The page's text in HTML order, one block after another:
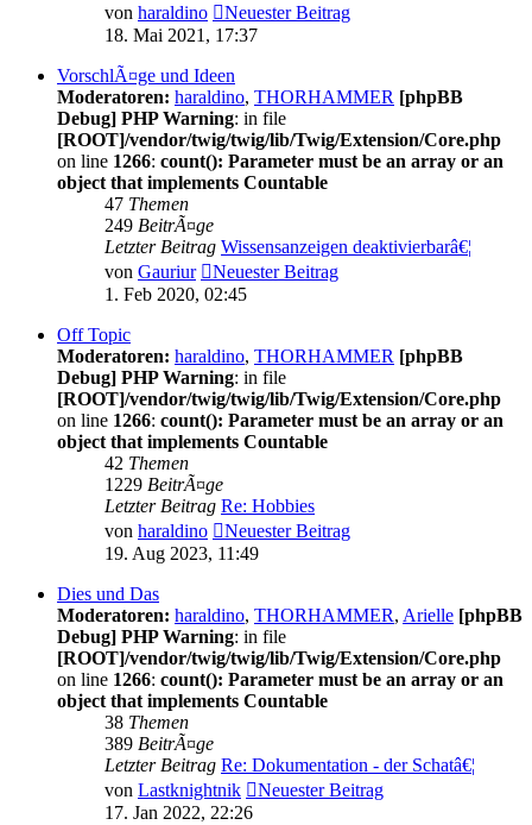
von haraldino
Neuester Beitrag
18. Mai 2021, 17:37
VorschlÃ¤ge und Ideen
Moderatoren: haraldino, THORHAMMER [phpBB
Debug] PHP Warning: in file
[ROOT]/vendor/twig/twig/lib/Twig/Extension/Core.php
on line 1266: count(): Parameter must be an array or an
object that implements Countable
47 Themen
249 BeitrÃ¤ge
Letzter Beitrag Wissensanzeigen deaktivierbarâ€¦
von Gauriur
Neuester Beitrag
1. Feb 2020, 02:45
Off Topic
Moderatoren: haraldino, THORHAMMER [phpBB
Debug] PHP Warning: in file
[ROOT]/vendor/twig/twig/lib/Twig/Extension/Core.php
on line 1266: count(): Parameter must be an array or an
object that implements Countable
42 Themen
1229 BeitrÃ¤ge
Letzter Beitrag Re: Hobbies
von haraldino
Neuester Beitrag
19. Aug 2023, 11:49
Dies und Das
Moderatoren: haraldino, THORHAMMER, Arielle [phpBB
Debug] PHP Warning: in file
[ROOT]/vendor/twig/twig/lib/Twig/Extension/Core.php
on line 1266: count(): Parameter must be an array or an
object that implements Countable
38 Themen
389 BeitrÃ¤ge
Letzter Beitrag Re: Dokumentation - der Schatâ€¦
von Lastknightnik
Neuester Beitrag
17. Jan 2022, 22:26